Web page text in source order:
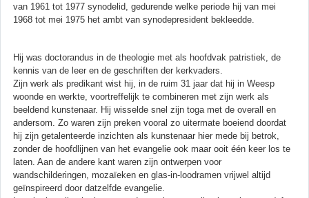
van 1961 tot 1977 synodelid, gedurende welke periode hij van mei
1968 tot mei 1975 het ambt van synodepresident bekleedde.
Hij was doctorandus in de theologie met als hoofdvak patristiek, de
kennis van de leer en de geschriften der kerkvaders.
Zijn werk als predikant wist hij, in de ruim 31 jaar dat hij in Weesp
woonde en werkte, voortreffelijk te combineren met zijn werk als
beeldend kunstenaar. Hij wisselde snel zijn toga met de overall en
andersom. Zo waren zijn preken vooral zo uitermate boeiend doordat
hij zijn getalenteerde inzichten als kunstenaar hier mede bij betrok,
zonder de hoofdlijnen van het evangelie ook maar ooit één keer los te
laten. Aan de andere kant waren zijn ontwerpen voor
wandschilderingen, mozaïeken en glas-in-loodramen vrijwel altijd
geïnspireerd door datzelfde evangelie.